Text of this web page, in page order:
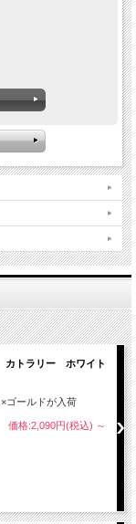
トラリー ホワイト
ゴールドが入荷
価格:2,090円(税込) ～